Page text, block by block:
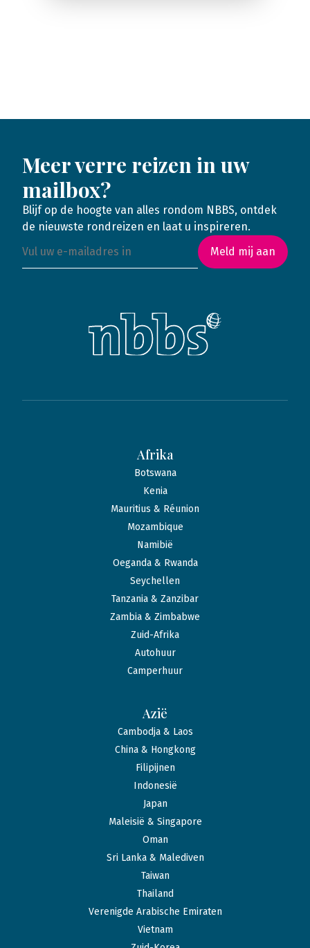
Meer verre reizen in uw
mailbox?
Blijf op de hoogte van alles rondom NBBS, ontdek
de nieuwste rondreizen en laat u inspireren.
Meld mij aan
Afrika
Botswana
Kenia
Mauritius & Réunion
Mozambique
Namibië
Oeganda & Rwanda
Seychellen
Tanzania & Zanzibar
Zambia & Zimbabwe
Zuid-Afrika
Autohuur
Camperhuur
Azië
Cambodja & Laos
China & Hongkong
Filipijnen
Indonesië
Japan
Maleisië & Singapore
Oman
Sri Lanka & Malediven
Taiwan
Thailand
Verenigde Arabische Emiraten
Vietnam